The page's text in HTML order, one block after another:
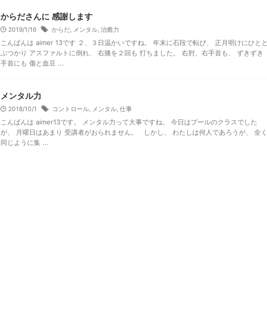
からださんに 感謝します
2019/1/16 からだ, メンタル, 治癒力
こんばんは aimer 13です ２、３日温かいですね。 年末に石段で転び、 正月明けにひとと
ぶつかり アスファルトに倒れ、 右膝を２回も 打ちました。 右肘、右手首も、 ずきずき
手首にも 傷と血豆 ...
メンタル力
2018/10/1 コントロール, メンタル, 仕事
こんばんは aimer13です。 メンタル力って大事ですね。 今日はプールのクラスでした
が、 月曜日はあまり 受講者がおられません。 しかし、 わたしは何人であろうが、 全く
同じように集 ...